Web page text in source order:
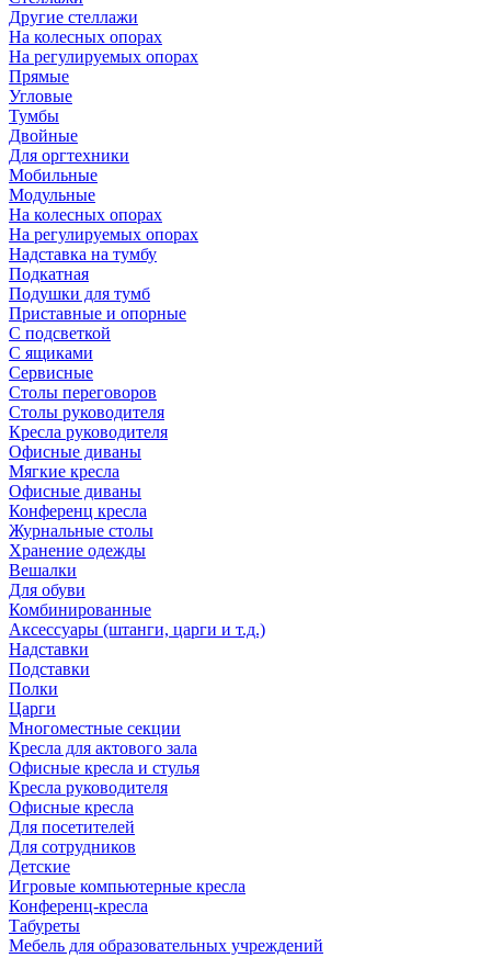
Другие стеллажи
На колесных опорах
На регулируемых опорах
Прямые
Угловые
Тумбы
Двойные
Для оргтехники
Мобильные
Модульные
На колесных опорах
На регулируемых опорах
Надставка на тумбу
Подкатная
Подушки для тумб
Приставные и опорные
С подсветкой
С ящиками
Сервисные
Столы переговоров
Столы руководителя
Кресла руководителя
Офисные диваны
Мягкие кресла
Офисные диваны
Конференц кресла
Журнальные столы
Хранение одежды
Вешалки
Для обуви
Комбинированные
Аксессуары (штанги, царги и т.д.)
Надставки
Подставки
Полки
Царги
Многоместные секции
Кресла для актового зала
Офисные кресла и стулья
Кресла руководителя
Офисные кресла
Для посетителей
Для сотрудников
Детские
Игровые компьютерные кресла
Конференц-кресла
Табуреты
Мебель для образовательных учреждений